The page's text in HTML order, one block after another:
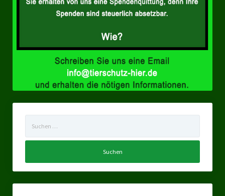
Landtagswahl Berlin 2021/23
Landtagswahl Mecklenburg – Vorpommern 2021
Landtagswahl Sachsen-Anhalt 2021
Bürgerschaftswahl Hamburg 2020
nach: